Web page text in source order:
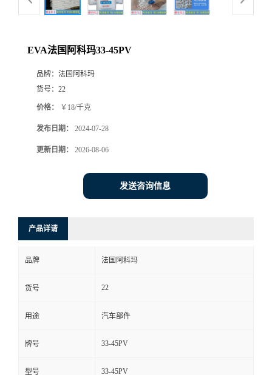
EVA法国阿科玛33-45PV
品牌： 法国阿科玛
货号： 22
价格： ￥18/千克
发布日期： 2024-07-28
更新日期： 2026-08-06
发送咨询信息
产品详请
品牌 法国阿科玛
货号 22
用途 汽车部件
牌号 33-45PV
型号 33-45PV